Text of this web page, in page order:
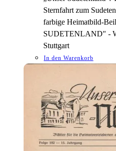
Sternfahrt zum
farbige Heimatbild-
SUDETENLAND" -
Stuttgart
In den Warenkorb